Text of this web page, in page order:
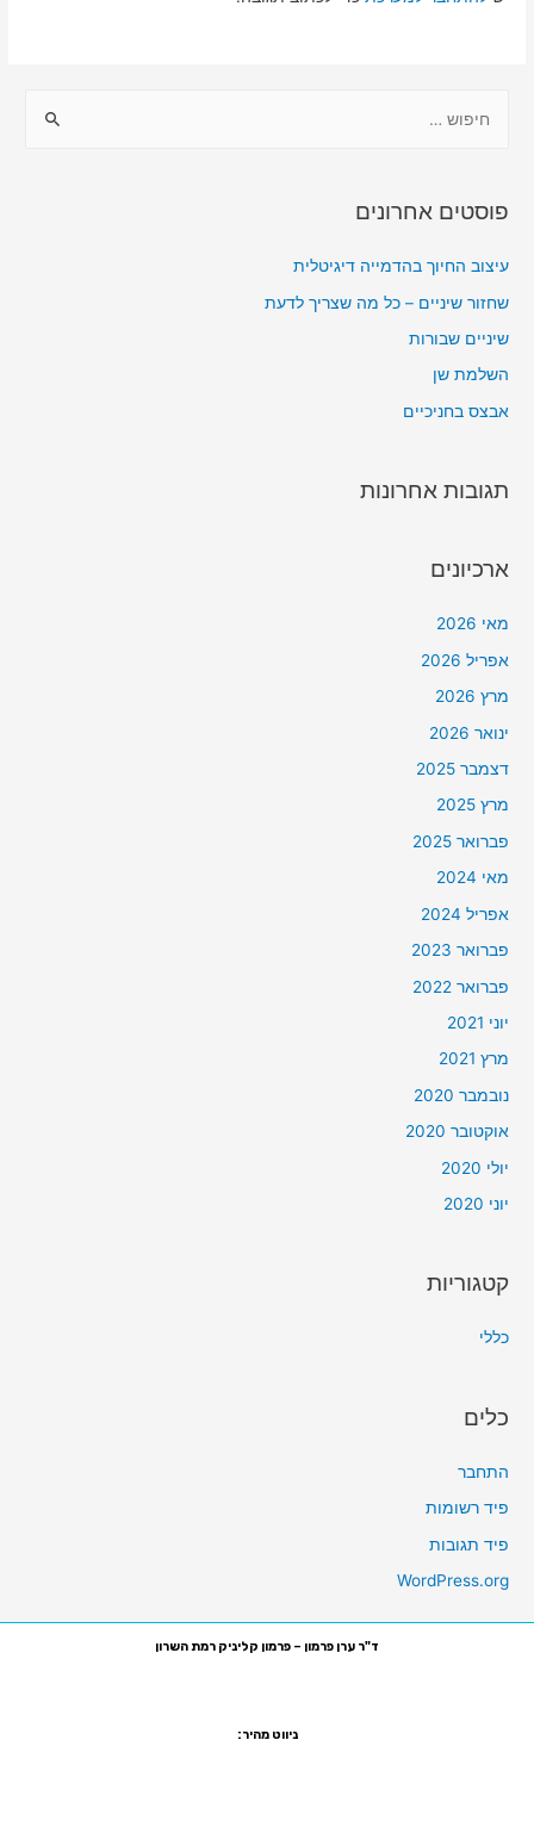
פוסטים אחרונים
עיצוב החיוך בהדמייה דיגיטלית
שחזור שיניים – כל מה שצריך לדעת
שיניים שבורות
השלמת שן
אבצס בחניכיים
תגובות אחרונות
ארכיונים
מאי 2026
אפריל 2026
מרץ 2026
ינואר 2026
דצמבר 2025
מרץ 2025
פברואר 2025
מאי 2024
אפריל 2024
פברואר 2023
פברואר 2022
יוני 2021
מרץ 2021
נובמבר 2020
אוקטובר 2020
יולי 2020
יוני 2020
קטגוריות
כללי
כלים
התחבר
פיד רשומות
פיד תגובות
WordPress.org
ד"ר ערן פרמון – פרמון קליניק רמת השרון
ניווט מהיר: